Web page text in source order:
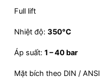
Full lift
Nhiệt độ: 350°C
Áp suất: 1 – 40 bar
Mặt bích theo DIN / ANSI